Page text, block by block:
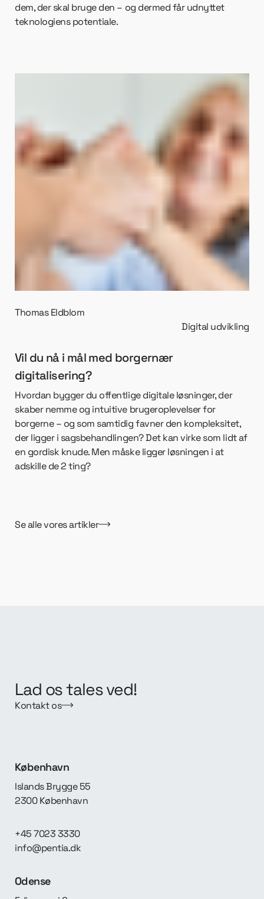
Se alle vores artikler
dem, der skal bruge den – og dermed får udnyttet
teknologiens potentiale.
Thomas Eldblom
Digital udvikling
Vil du nå i mål med borgernær
digitalisering?
Hvordan bygger du offentlige digitale løsninger, der
skaber nemme og intuitive brugeroplevelser for
borgerne – og som samtidig favner den kompleksitet,
der ligger i sagsbehandlingen? Det kan virke som lidt af
en gordisk knude. Men måske ligger løsningen i at
adskille de 2 ting?
Lad os tales ved!
Kontakt os
København
Islands Brygge 55
2300 København
Odense
+45 7023 3330
info@pentia.dk